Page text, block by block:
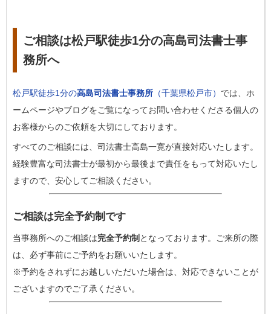
ご相談は松戸駅徒歩1分の高島司法書士事
務所へ
松戸駅徒歩1分の高島司法書士事務所 （千葉県松戸市） では、ホ
ームページやブログをご覧になってお問い合わせくださる個人の
お客様からのご依頼を大切にしております。
すべてのご相談には、司法書士高島一寛が直接対応いたします。
経験豊富な司法書士が最初から最後まで責任をもって対応いたし
ますので、安心してご相談ください。
ご相談は完全予約制です
当事務所へのご相談は完全予約制 となっております。ご来所の際
は、必ず事前にご予約をお願いいたします。
※予約をされずにお越しいただいた場合は、対応できないことが
ございますのでご了承ください。